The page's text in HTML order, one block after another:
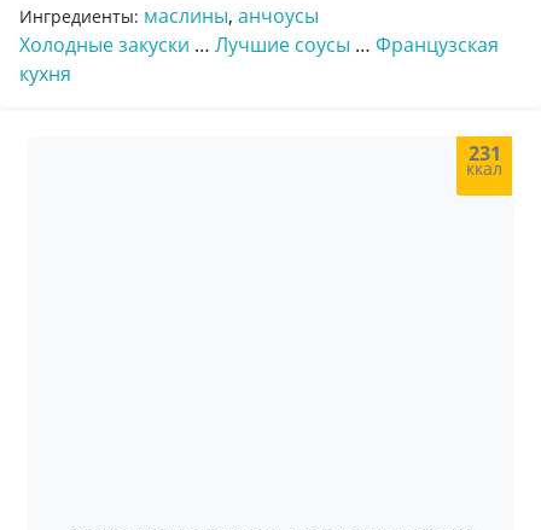
Ингредиенты: маслины, анчоусы
Холодные закуски … Лучшие соусы … Французская
кухня
231
ккал